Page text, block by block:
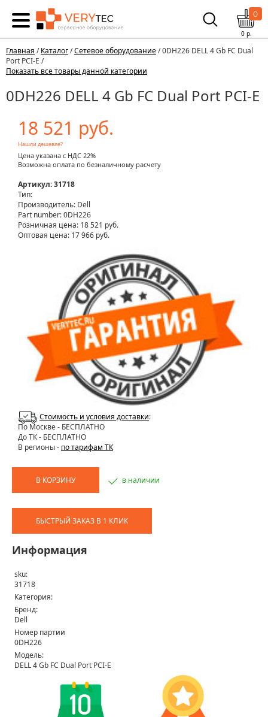
0
0р.
Главная /Каталог/Сетевое оборудование/ 0DH226 DELL 4 Gb FC Dual
Port PCI-E /
Показать все товары данной категории
0DH226 DELL 4 Gb FC Dual Port PCI-E
18 521 руб.
Нашли дешевле?
Цена указана с НДС 22%
Возможна оплата по безналичному расчету
Артикул: 31718
Тип:
Производитель: Dell
Part number: 0DH226
Розничная цена: 18 521 руб.
Оптовая цена: 17 966 руб.
Стоимость и условия доставки:
По Москве- БЕСПЛАТНО
До ТК - БЕСПЛАТНО
В регионы - по тарифам ТК
В КОРЗИНУ в наличии
БЫСТРЫЙ ЗАКАЗ В 1 КЛИК
Информация
sku:
31718
Категория:
Бренд:
Dell
Номер партии
0DH226
Модель:
DELL 4 Gb FC Dual Port PCI-E